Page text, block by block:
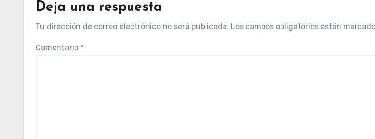
Deja una respuesta
Tu dirección de correo electrónico no será publicada. Los campos obligatorios están
Comentario *